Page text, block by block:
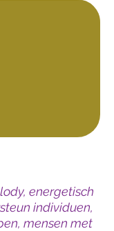
energetisch
individuen,
mensen met